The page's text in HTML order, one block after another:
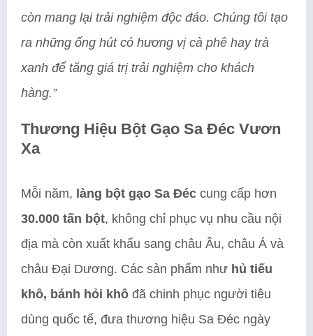
còn mang lại trải nghiệm độc đáo. Chúng tôi tạo
ra những ống hút có hương vị cà phê hay trà
xanh để tăng giá trị trải nghiệm cho khách
hàng.”
Thương Hiệu Bột Gạo Sa Đéc Vươn
Xa
Mỗi năm, làng bột gạo Sa Đéc cung cấp hơn
30.000 tấn bột, không chỉ phục vụ nhu cầu nội
địa mà còn xuất khẩu sang châu Âu, châu Á và
châu Đại Dương. Các sản phẩm như hủ tiếu
khô, bánh hỏi khô đã chinh phục người tiêu
dùng quốc tế, đưa thương hiệu Sa Đéc ngày